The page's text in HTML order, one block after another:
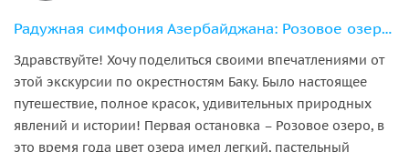
Радужная симфония Азербайджана: Розовое озеро, горы и дегустация икры
Здравствуйте! Хочу поделиться своими впечатлениями от
этой экскурсии по окрестностям Баку. Было настоящее
путешествие, полное красок, удивительных природных
явлений и истории! Первая остановка – Розовое озеро, в
это время года цвет озера имел легкий, пастельный